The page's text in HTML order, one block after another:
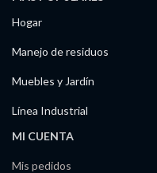
Hogar
Manejo de residuos
Muebles y Jardín
Línea Industrial
MI CUENTA
Mis pedidos